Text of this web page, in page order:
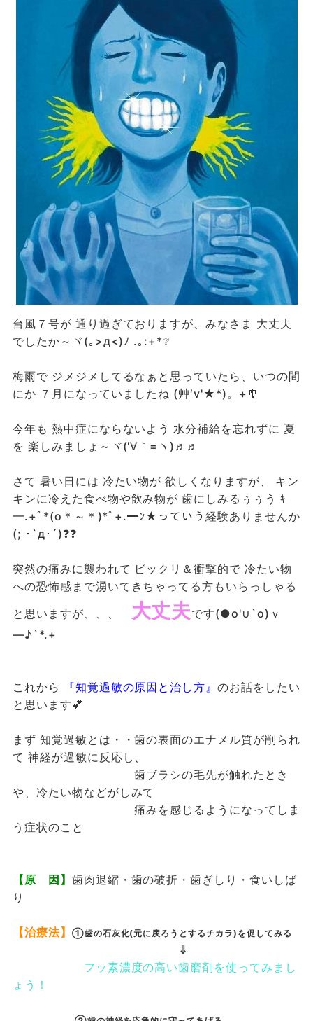
台風７号が 通り過ぎておりますが、みなさま 大丈夫
でしたか～ヾ(｡>д<)ﾉ .｡:+*❔
梅雨で ジメジメしてるなぁと思っていたら、いつの間
にか ７月になっていましたね (艸′v'★*)。+🎐
今年も 熱中症にならないよう 水分補給を忘れずに 夏
を 楽しみましょ～ヾ('∀｀=ヽ)♬♬
さて 暑い日には 冷たい物が 欲しくなりますが、 キン
キンに冷えた食べ物や飲み物が 歯にしみるぅぅう ｷ
━.+ﾟ*(о＊～＊)*ﾟ+.━ﾝ★っていう経験ありませんか
(; ･`д･´)❓❓
突然の痛みに襲われて ビックリ＆衝撃的で 冷たい物
への恐怖感まで湧いてきちゃってる方もいらっしゃる
と思いますが、、、
大丈夫です(●o'∪`o)ｖ
―♪`*.+
これから 『知覚過敏の原因と治し方』のお話をしたい
と思います💕
まず 知覚過敏とは・・歯の表面のエナメル質が削られ
て 神経が過敏に反応し、
歯ブラシの毛先が触れたとき
や、冷たい物などがしみて
痛みを感じるようになってしま
う症状のこと
【原 因】 歯肉退縮・歯の破折・歯ぎしり・食いしば
り
【治療法】 ①歯の石灰化(元に戻ろうとするチカラ)を促してみる
⇓
フッ素濃度の高い歯磨剤を使ってみまし
ょう！